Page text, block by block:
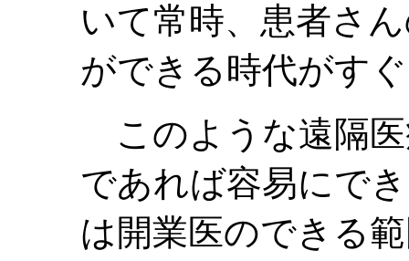
いて常時、患者さ
ができる時代がす
このような遠隔医
であれば容易にで
は開業医のできる